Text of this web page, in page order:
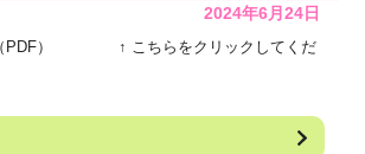
2024年6月24日
（PDF） ↑ こちらをクリックしてくだ